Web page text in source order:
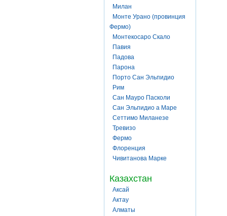
Милан
Монте Урано (провинция
Фермо)
Монтекосаро Скало
Павия
Падова
Парона
Порто Сан Эльпидио
Рим
Сан Мауро Пасколи
Сан Эльпидио а Маре
Сеттимо Миланезе
Тревизо
Фермо
Флоренция
Чивитанова Марке
Казахстан
Аксай
Актау
Алматы